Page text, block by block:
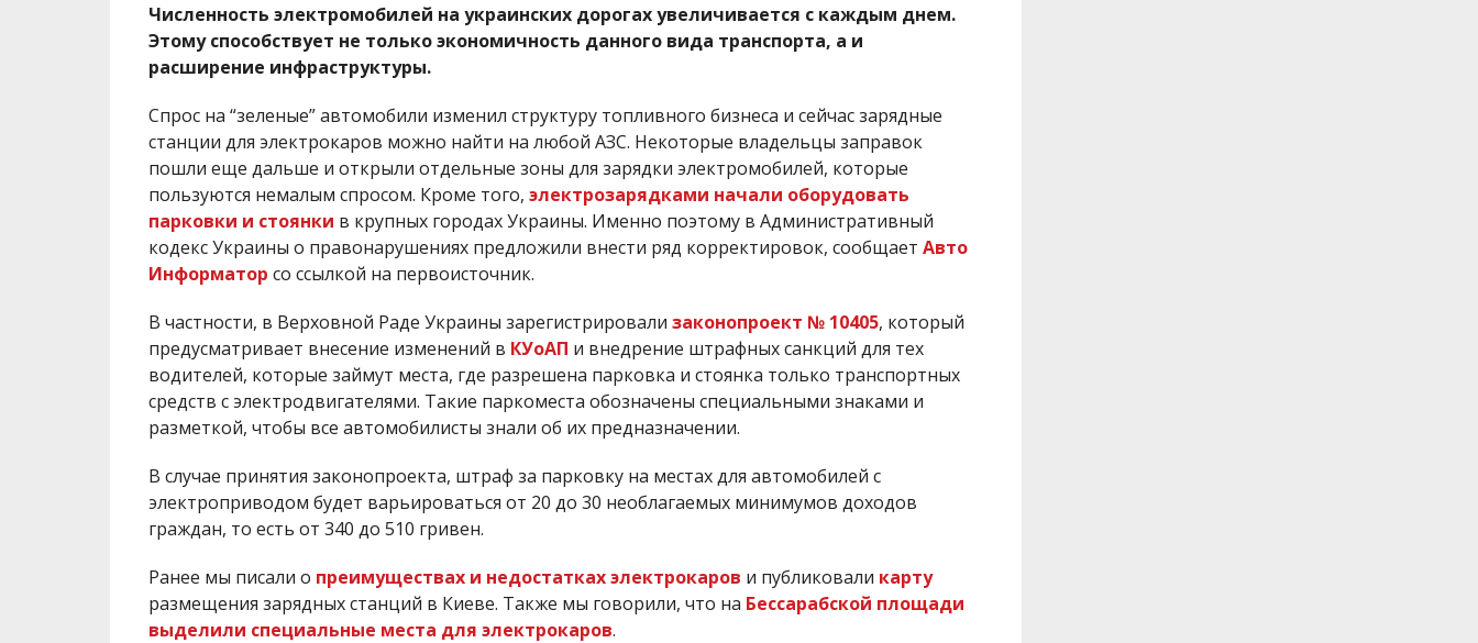
Численность электромобилей на украинских дорогах увеличивается с каждым днем.
Этому способствует не только экономичность данного вида транспорта, а и
расширение инфраструктуры.
Спрос на “зеленые” автомобили изменил структуру топливного бизнеса и сейчас зарядные
станции для электрокаров можно найти на любой АЗС. Некоторые владельцы заправок
пошли еще дальше и открыли отдельные зоны для зарядки электромобилей, которые
пользуются немалым спросом. Кроме того, электрозарядками начали оборудовать
парковки и стоянки в крупных городах Украины. Именно поэтому в Административный
кодекс Украины о правонарушениях предложили внести ряд корректировок, сообщает Авто
Информатор со ссылкой на первоисточник.
В частности, в Верховной Раде Украины зарегистрировали законопроект № 10405, который
предусматривает внесение изменений в КУоАП и внедрение штрафных санкций для тех
водителей, которые займут места, где разрешена парковка и стоянка только транспортных
средств с электродвигателями. Такие паркоместа обозначены специальными знаками и
разметкой, чтобы все автомобилисты знали об их предназначении.
В случае принятия законопроекта, штраф за парковку на местах для автомобилей с
электроприводом будет варьироваться от 20 до 30 необлагаемых минимумов доходов
граждан, то есть от 340 до 510 гривен.
Ранее мы писали о преимуществах и недостатках электрокаров и публиковали карту
размещения зарядных станций в Киеве. Также мы говорили, что на Бессарабской площади
выделили специальные места для электрокаров.